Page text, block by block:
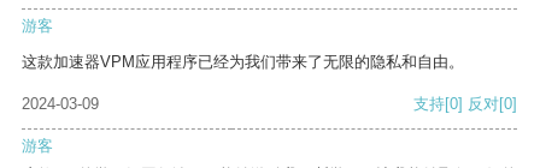
游客
这款加速器VPM应用程序已经为我们带来了无限的隐私和自由。
2024-03-09 支持[0] 反对[0]
游客